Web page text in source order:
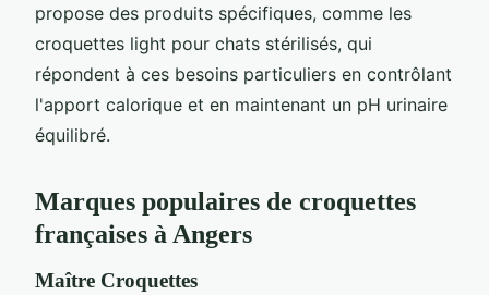
propose des produits spécifiques, comme les
croquettes light pour chats stérilisés, qui
répondent à ces besoins particuliers en contrôlant
l'apport calorique et en maintenant un pH urinaire
équilibré.
Marques populaires de croquettes
françaises à Angers
Maître Croquettes